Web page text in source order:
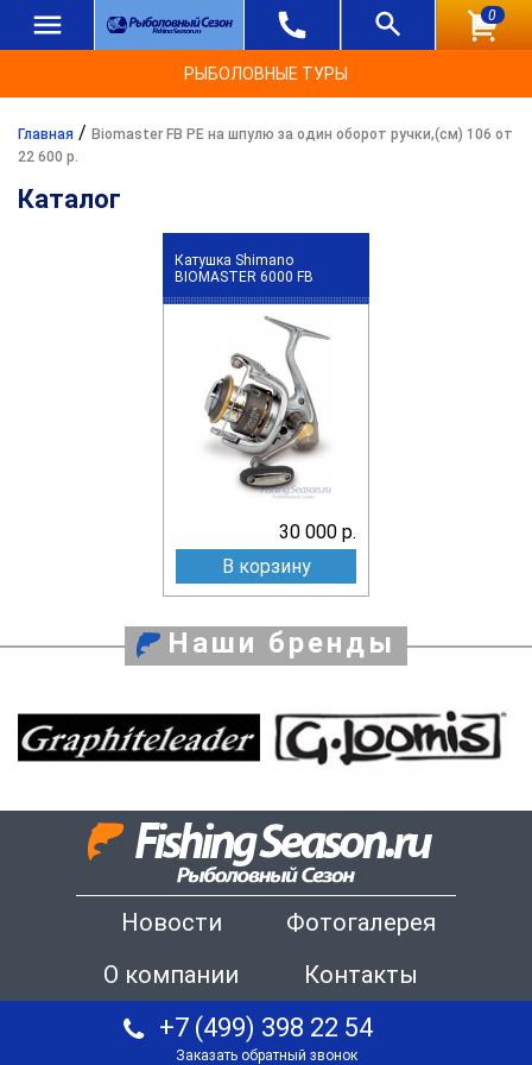
0
РЫБОЛОВНЫЕ ТУРЫ
Главная / Biomaster FB PE на шпулю за один оборот ручки,(см) 106 от
22 600 р.
Каталог
Катушка Shimano
BIOMASTER 6000 FB
30 000 р.
В корзину
Наши бренды
Новости
Фотогалерея
О компании
Контакты
+7 (499) 398 22 54
Заказать обратный звонок